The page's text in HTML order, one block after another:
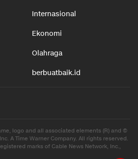
Internasional
Ekonomi
Olahraga
berbuatbaik.id
logo and all associated elements (R) and ©
A Time Warner Company. All rights reserved.
marks of Cable News Network, Inc.,